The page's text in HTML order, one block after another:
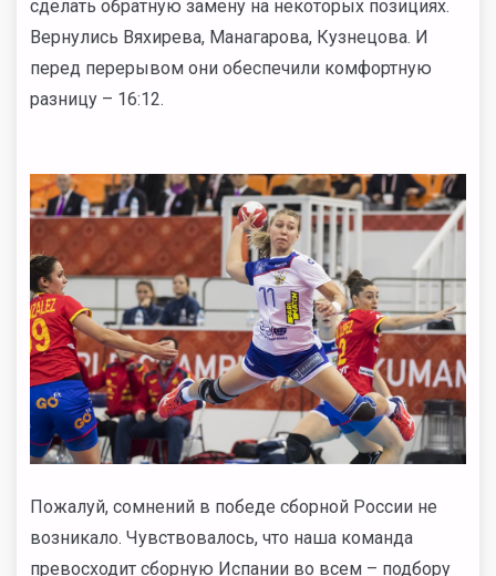
сделать обратную замену на некоторых позициях.
Вернулись Вяхирева, Манагарова, Кузнецова. И
перед перерывом они обеспечили комфортную
разницу – 16:12.
Пожалуй, сомнений в победе сборной России не
возникало. Чувствовалось, что наша команда
превосходит сборную Испании во всем – подбору